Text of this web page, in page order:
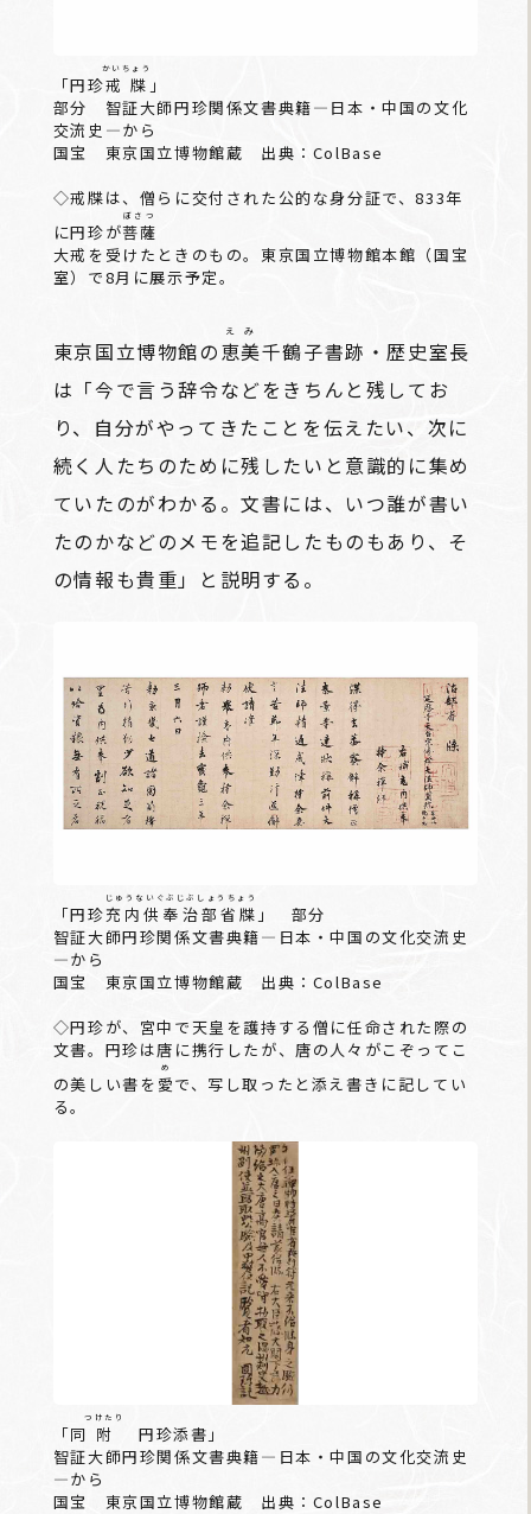
「円珍戒牒
かいちょう
」
部分 智証大師円珍関係文書典籍―日本・中国の文化
交流史―から
国宝 東京国立博物館蔵 出典：ColBase
◇戒牒は、僧らに交付された公的な身分証で、833年
に円珍が菩薩
ぼさつ
大戒を受けたときのもの。東京国立博物館本館（国宝
室）で8月に展示予定。
東京国立博物館の恵美
えみ
千鶴子書跡・歴史室長
は「今で言う辞令などをきちんと残してお
り、自分がやってきたことを伝えたい、次に
続く人たちのために残したいと意識的に集め
ていたのがわかる。文書には、いつ誰が書い
たのかなどのメモを追記したものもあり、そ
の情報も貴重」と説明する。
「円珍充内供奉治部省牒
じゅうないぐぶじぶしょうちょう
」 部分
智証大師円珍関係文書典籍―日本・中国の文化交流史
―から
国宝 東京国立博物館蔵 出典：ColBase
◇円珍が、宮中で天皇を護持する僧に任命された際の
文書。円珍は唐に携行したが、唐の人々がこぞってこ
の美しい書を 愛
め
で、写し取ったと添え書きに記してい
る。
「同 附
つけたり
円珍添書」
智証大師円珍関係文書典籍―日本・中国の文化交流史
―から
国宝 東京国立博物館蔵 出典：ColBase